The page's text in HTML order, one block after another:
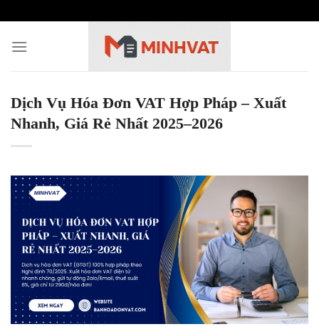
content
Dịch Vụ Hóa Đơn VAT Hợp Pháp – Xuất
Nhanh, Giá Rẻ Nhất 2025–2026